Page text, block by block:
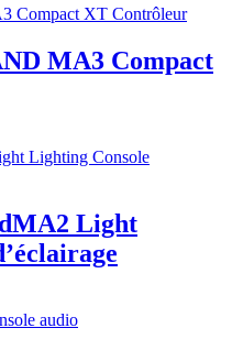
MA3 Compact
Light